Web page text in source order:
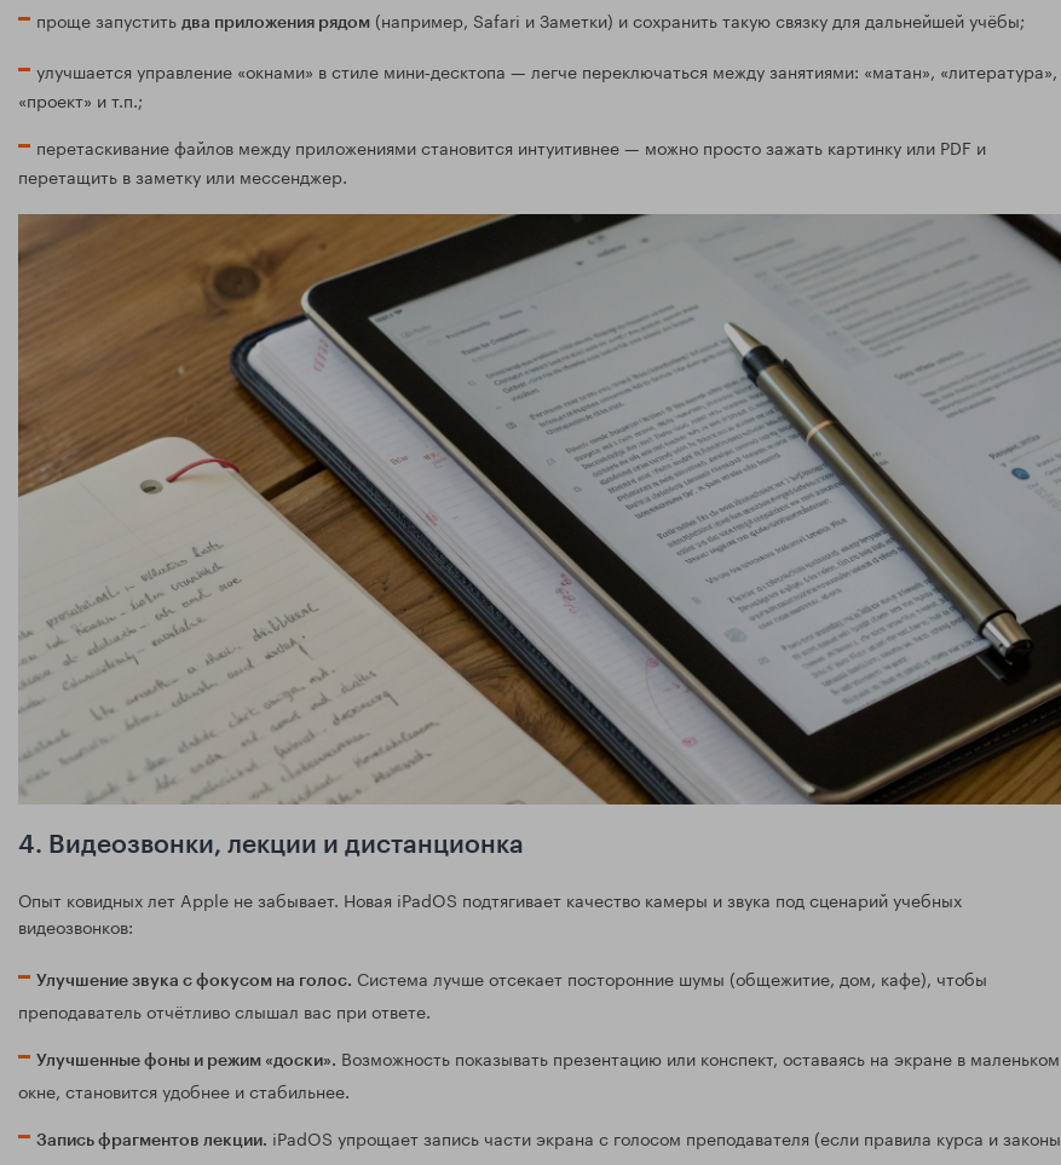
проще запустить два приложения рядом (например, Safari и Заметки) и сохранить такую связку для дальнейшей учёбы;
улучшается управление «окнами» в стиле мини‑десктопа — легче переключаться между занятиями: «матан», «литература»,
«проект» и т.п.;
перетаскивание файлов между приложениями становится интуитивнее — можно просто зажать картинку или PDF и
перетащить в заметку или мессенджер.
4. Видеозвонки, лекции и дистанционка
Опыт ковидных лет Apple не забывает. Новая iPadOS подтягивает качество камеры и звука под сценарий учебных
видеозвонков:
Улучшение звука с фокусом на голос. Система лучше отсекает посторонние шумы (общежитие, дом, кафе), чтобы
преподаватель отчётливо слышал вас при ответе.
Улучшенные фоны и режим «доски». Возможность показывать презентацию или конспект, оставаясь на экране в маленьком
окне, становится удобнее и стабильнее.
Запись фрагментов лекции. iPadOS упрощает запись части экрана с голосом преподавателя (если правила курса и законы